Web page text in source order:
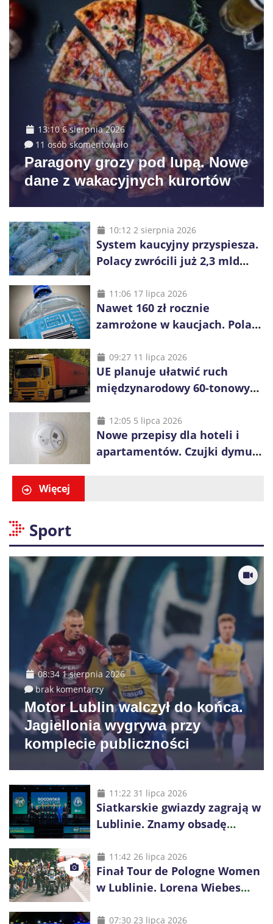
13:10 6 sierpnia 2026
11 osób skomentowało
Paragony grozy pod lupą. Nowe
dane z wakacyjnych kurortów
10:12 2 sierpnia 2026
System kaucyjny przyspiesza.
Polacy zwrócili już 2,3 mld
11:06 17 lipca 2026
Nawet 160 zł rocznie
zamrożone w kaucjach. Polacy
vouchery
09:27 11 lipca 2026
UE planuje ułatwić ruch
międzynarodowy 60-tonowych
konkurencji
12:05 5 lipca 2026
Nowe przepisy dla hoteli i
apartamentów. Czujki dymu
Więcej
Sport
08:34 1 sierpnia 2026
brak komentarzy
Motor Lublin walczył do końca.
Jagiellonia wygrywa przy
komplecie publiczności
11:22 31 lipca 2026
Siatkarskie gwiazdy zagrają w
Lublinie. Znamy obsadę
11:42 26 lipca 2026
Finał Tour de Pologne Women
w Lublinie. Lorena Wiebes
07:30 23 lipca 2026